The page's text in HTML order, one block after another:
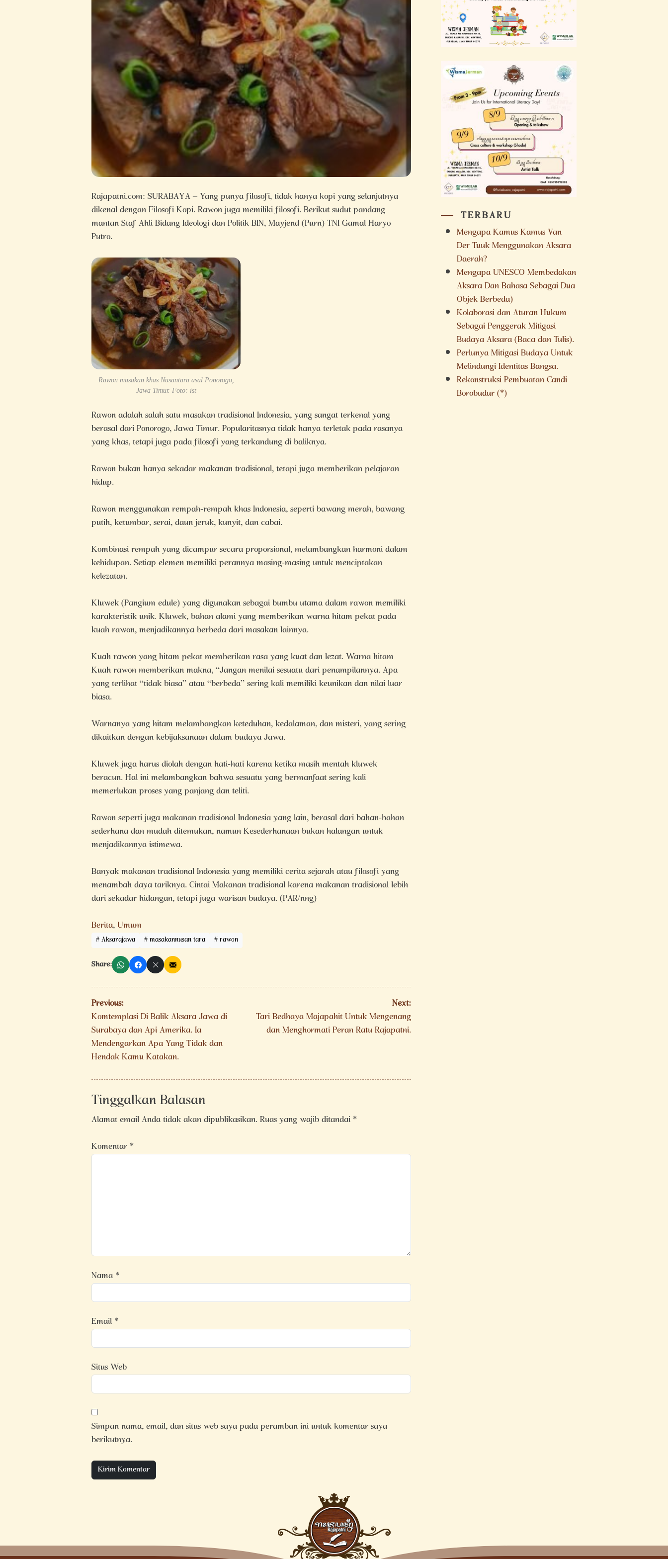
Rajapatni.com: SURABAYA – Yang punya filosofi, tidak hanya kopi yang selanjutnya
dikenal dengan Filosofi Kopi. Rawon juga memiliki filosofi. Berikut sudut pandang
mantan Staf Ahli Bidang Ideologi dan Politik BIN, Mayjend (Purn) TNI Gamal Haryo
Putro.
Rawon masakan khas Nusantara asal Ponorogo,
Jawa Timur. Foto: ist
Rawon adalah salah satu masakan tradisional Indonesia, yang sangat terkenal yang
berasal dari Ponorogo, Jawa Timur. Popularitasnya tidak hanya terletak pada rasanya
yang khas, tetapi juga pada filosofi yang terkandung di baliknya.
Rawon bukan hanya sekadar makanan tradisional, tetapi juga memberikan pelajaran
hidup.
Rawon menggunakan rempah-rempah khas Indonesia, seperti bawang merah, bawang
putih, ketumbar, serai, daun jeruk, kunyit, dan cabai.
Kombinasi rempah yang dicampur secara proporsional, melambangkan harmoni dalam
kehidupan. Setiap elemen memiliki perannya masing-masing untuk menciptakan
kelezatan.
Kluwek (Pangium edule) yang digunakan sebagai bumbu utama dalam rawon memiliki
karakteristik unik. Kluwek, bahan alami yang memberikan warna hitam pekat pada
kuah rawon, menjadikannya berbeda dari masakan lainnya.
Kuah rawon yang hitam pekat memberikan rasa yang kuat dan lezat. Warna hitam
Kuah rawon memberikan makna, “Jangan menilai sesuatu dari penampilannya. Apa
yang terlihat “tidak biasa” atau “berbeda” sering kali memiliki keunikan dan nilai luar
biasa.
Warnanya yang hitam melambangkan keteduhan, kedalaman, dan misteri, yang sering
dikaitkan dengan kebijaksanaan dalam budaya Jawa.
Kluwek juga harus diolah dengan hati-hati karena ketika masih mentah kluwek
beracun. Hal ini melambangkan bahwa sesuatu yang bermanfaat sering kali
memerlukan proses yang panjang dan teliti.
Rawon seperti juga makanan tradisional Indonesia yang lain, berasal dari bahan-bahan
sederhana dan mudah ditemukan, namun Kesederhanaan bukan halangan untuk
menjadikannya istimewa.
Banyak makanan tradisional Indonesia yang memiliki cerita sejarah atau filosofi yang
menambah daya tariknya. Cintai Makanan tradisional karena makanan tradisional lebih
dari sekadar hidangan, tetapi juga warisan budaya. (PAR/nng)
Berita,Umum
Aksarajawa masakannusan tara rawon
Share:
Navigasi
pos
Previous:
Komtemplasi Di Balik Aksara Jawa di
Surabaya dan Api Amerika. Ia
Mendengarkan Apa Yang Tidak dan
Hendak Kamu Katakan.
Next:
Tari Bedhaya Majapahit Untuk Mengenang
dan Menghormati Peran Ratu Rajapatni.
Tinggalkan Balasan
Alamat email Anda tidak akan dipublikasikan.Ruas yang wajib ditandai*
Komentar*
Nama*
Email*
Situs Web
Simpan nama, email, dan situs web saya pada peramban ini untuk komentar saya
berikutnya.
TERBARU
Mengapa Kamus Kamus Van
Der Tuuk Menggunakan Aksara
Daerah?
Mengapa UNESCO Membedakan
Aksara Dan Bahasa Sebagai Dua
Objek Berbeda)
Kolaborasi dan Aturan Hukum
Sebagai Penggerak Mitigasi
Budaya Aksara (Baca dan Tulis).
Perlunya Mitigasi Budaya Untuk
Melindungi Identitas Bangsa.
Rekonstruksi Pembuatan Candi
Borobudur (*)